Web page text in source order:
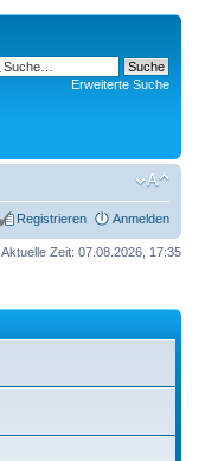
Erweiterte Suche
Registrieren Anmelden
Aktuelle Zeit: 07.08.2026, 17:35